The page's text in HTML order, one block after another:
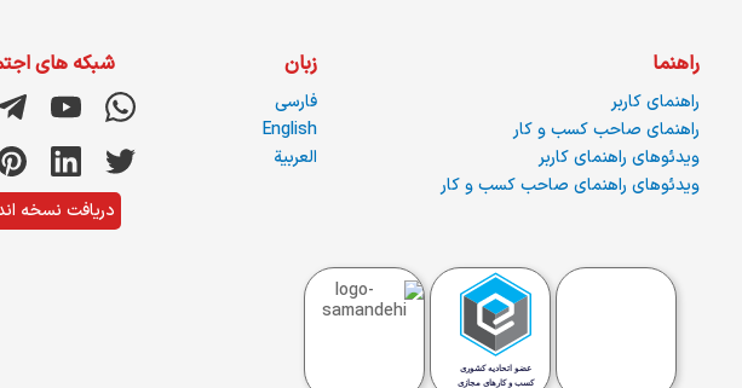
راهنما
راهنمای کاربر
راهنمای صاحب کسب و کار
ویدئوهای راهنمای کاربر
ویدئوهای راهنمای صاحب کسب و کار
زبان
فارسی
English
العربية
شبکه های
دریافت نسخه